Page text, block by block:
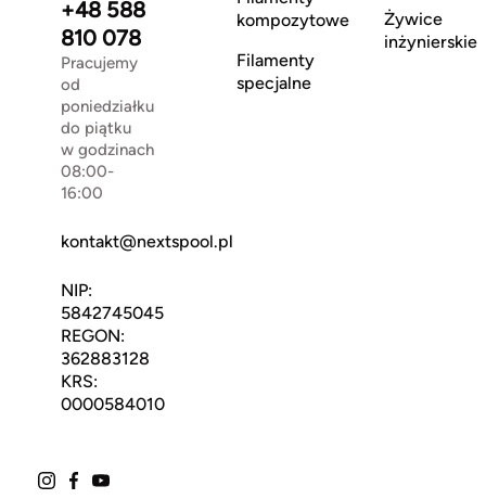
+48 588
810 078
Pracujemy
od
poniedziałku
do piątku
w godzinach
08:00-
16:00
kontakt@nextspool.pl
NIP:
5842745045
REGON:
362883128
KRS:
0000584010
kompozytowe
Filamenty
specjalne
Żywice
inżynierskie